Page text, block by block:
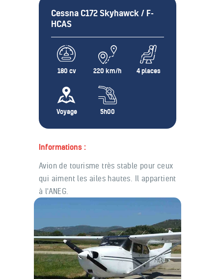
Cessna C172 Skyhawck / F-
HCAS
180 cv 220 km/h 4 places
Voyage 5h00
Informations :
Avion de tourisme très stable pour ceux
qui aiment les ailes hautes. Il appartient
à l'ANEG.